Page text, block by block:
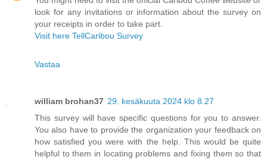
look for any invitations or information about the survey on
your receipts in order to take part.
Visit here TellCaribou Survey
Vastaa
william brohan37 29. kesäkuuta 2024 klo 8.27
This survey will have specific questions for you to answer.
You also have to provide the organization your feedback on
how satisfied you were with the help. This would be quite
helpful to them in locating problems and fixing them so that